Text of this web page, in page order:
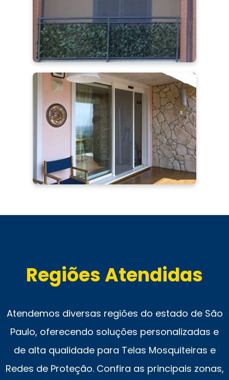
Regiões Atendidas
Atendemos diversas regiões do estado de São
Paulo, oferecendo soluções personalizadas e
de alta qualidade para Telas Mosquiteiras e
Redes de Proteção. Confira as principais zonas,